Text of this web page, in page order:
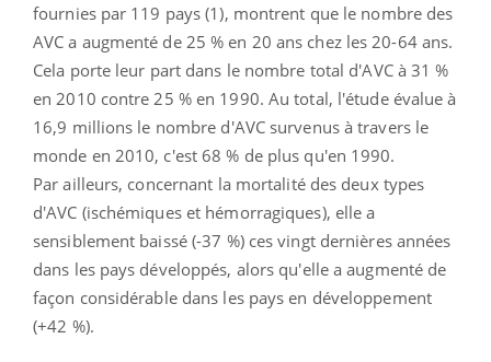
fournies par 119 pays (1), montrent que le nombre des
AVC a augmenté de 25 % en 20 ans chez les 20-64 ans.
Cela porte leur part dans le nombre total d'AVC à 31 %
en 2010 contre 25 % en 1990. Au total, l'étude évalue à
16,9 millions le nombre d'AVC survenus à travers le
monde en 2010, c'est 68 % de plus qu'en 1990.
Par ailleurs, concernant la mortalité des deux types
d'AVC (ischémiques et hémorragiques), elle a
sensiblement baissé (-37 %) ces vingt dernières années
dans les pays développés, alors qu'elle a augmenté de
façon considérable dans les pays en développement
(+42 %).